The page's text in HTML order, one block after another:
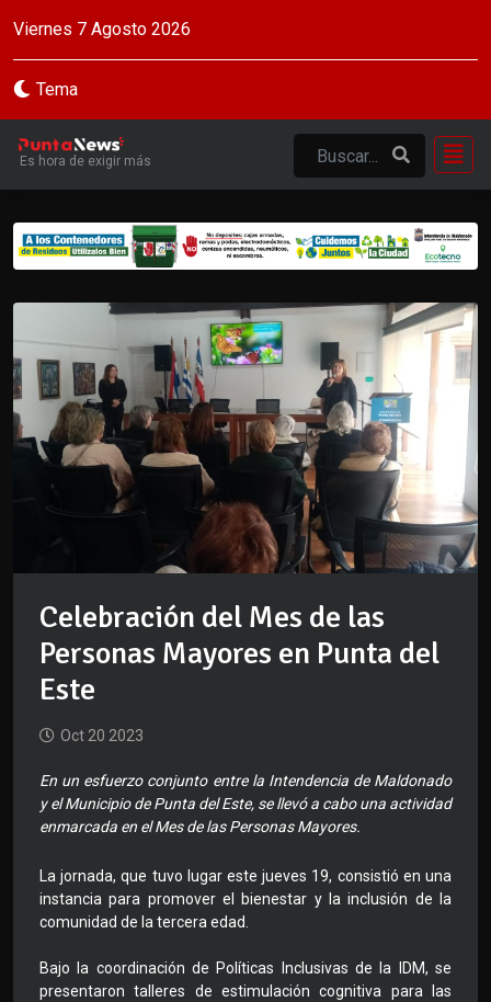
Viernes 7 Agosto 2026
Tema
Es hora de exigir más
Celebración del Mes de las
Personas Mayores en Punta del
Este
Oct 20 2023
En un esfuerzo conjunto entre la Intendencia de Maldonado
y el Municipio de Punta del Este, se llevó a cabo una actividad
enmarcada en el Mes de las Personas Mayores.
La jornada, que tuvo lugar este jueves 19, consistió en una
instancia para promover el bienestar y la inclusión de la
comunidad de la tercera edad.
Bajo la coordinación de Políticas Inclusivas de la IDM, se
presentaron talleres de estimulación cognitiva para las